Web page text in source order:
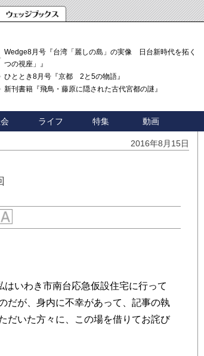
Wedge8月号『台湾「麗しの島」の実像 日台新時代を拓く「3
つの視座」』
ひととき8月号『京都 2と5の物語』
新刊書籍『飛鳥・藤原に隠された古代宮都の謎』
ライフ 特集 動画
2016年8月15日
いわき市南台応急仮設住宅に行って
だが、身内に不幸があって、記事の執
だいた方々に、この場を借りてお詫び